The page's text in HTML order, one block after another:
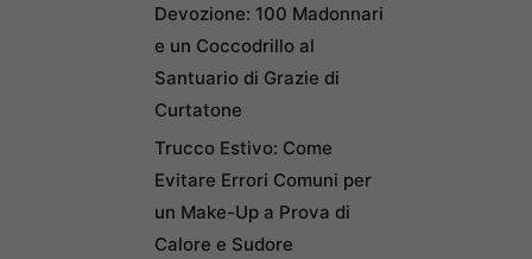
Devozione: 100 Madonnari
e un Coccodrillo al
Santuario di Grazie di
Curtatone
Trucco Estivo: Come
Evitare Errori Comuni per
un Make-Up a Prova di
Calore e Sudore